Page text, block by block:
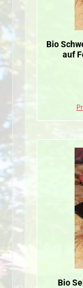
Bio
auf
Bio